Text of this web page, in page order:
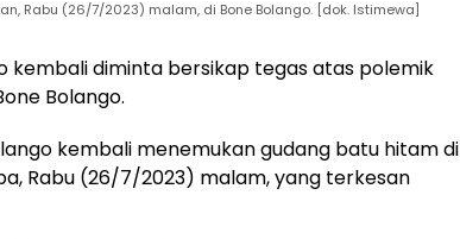
Rabu (26/7/2023) malam, di Bone Bolango. [dok. Istimewa]
kembali diminta bersikap tegas atas polemik
Bolango.
kembali menemukan gudang batu hitam di
Rabu (26/7/2023) malam, yang terkesan